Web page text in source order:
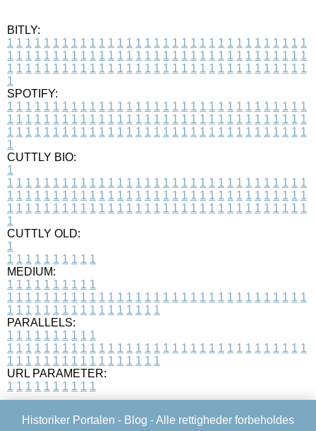
BITLY:
1 1 1 1 1 1 1 1 1 1 1 1 1 1 1 1 1 1 1 1 1 1 1 1 1 1 1 1 1 1 1 1 1
1 1 1 1 1 1 1 1 1 1 1 1 1 1 1 1 1 1 1 1 1 1 1 1 1 1 1 1 1 1 1 1 1
1 1 1 1 1 1 1 1 1 1 1 1 1 1 1 1 1 1 1 1 1 1 1 1 1 1 1 1 1 1 1 1 1
1
SPOTIFY:
1 1 1 1 1 1 1 1 1 1 1 1 1 1 1 1 1 1 1 1 1 1 1 1 1 1 1 1 1 1 1 1 1
1 1 1 1 1 1 1 1 1 1 1 1 1 1 1 1 1 1 1 1 1 1 1 1 1 1 1 1 1 1 1 1 1
1 1 1 1 1 1 1 1 1 1 1 1 1 1 1 1 1 1 1 1 1 1 1 1 1 1 1 1 1 1 1 1 1
1
CUTTLY BIO:
1
1 1 1 1 1 1 1 1 1 1 1 1 1 1 1 1 1 1 1 1 1 1 1 1 1 1 1 1 1 1 1 1 1
1 1 1 1 1 1 1 1 1 1 1 1 1 1 1 1 1 1 1 1 1 1 1 1 1 1 1 1 1 1 1 1 1
1 1 1 1 1 1 1 1 1 1 1 1 1 1 1 1 1 1 1 1 1 1 1 1 1 1 1 1 1 1 1 1 1
1
CUTTLY OLD:
1
1 1 1 1 1 1 1 1 1 1
MEDIUM:
1 1 1 1 1 1 1 1 1 1
1 1 1 1 1 1 1 1 1 1 1 1 1 1 1 1 1 1 1 1 1 1 1 1 1 1 1 1 1 1 1 1 1
1 1 1 1 1 1 1 1 1 1 1 1 1 1 1 1 1
PARALLELS:
1 1 1 1 1 1 1 1 1 1
1 1 1 1 1 1 1 1 1 1 1 1 1 1 1 1 1 1 1 1 1 1 1 1 1 1 1 1 1 1 1 1 1
1 1 1 1 1 1 1 1 1 1 1 1 1 1 1 1 1
URL PARAMETER:
1 1 1 1 1 1 1 1 1 1
Historiker Portalen - Blog - Alle rettigheder forbeholdes